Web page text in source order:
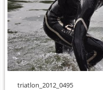
triatlon_2012_0495